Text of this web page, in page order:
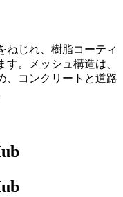
ねじれ、樹脂コーティ
。メッシュ構造は、
、コンクリートと道路